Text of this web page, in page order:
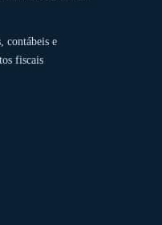
contábeis e
fiscais